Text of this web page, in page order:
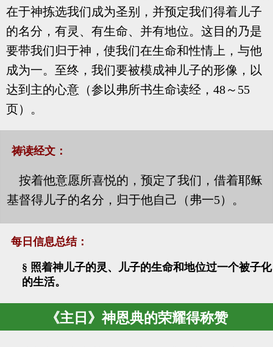
在于神拣选我们成为圣别，并预定我们得着儿子
的名分，有灵、有生命、并有地位。这目的乃是
要带我们归于神，使我们在生命和性情上，与他
成为一。至终，我们要被模成神儿子的形像，以
达到主的心意（参以弗所书生命读经，48～55
页）。
祷读经文：
按着他意愿所喜悦的，预定了我们，借着耶稣
基督得儿子的名分，归于他自己（弗一5）。
每日信息总结：
§ 照着神儿子的灵、儿子的生命和地位过一个被子化
的生活。
《主日》神恩典的荣耀得称赞